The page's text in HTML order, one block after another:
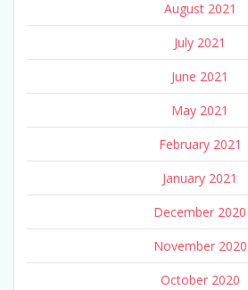
August 2021
July 2021
June 2021
May 2021
February 2021
January 2021
December 2020
November 2020
October 2020